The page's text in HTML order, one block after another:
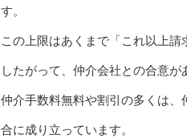
す。
この上限はあくまで「これ以上
したがって、仲介会社との合意
仲介手数料無料や割引の多くは
合に成り立っています。